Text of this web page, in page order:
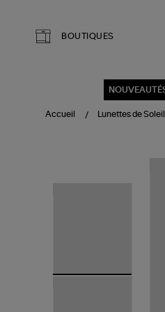
BOUTIQUES
Accueil Lunettes de